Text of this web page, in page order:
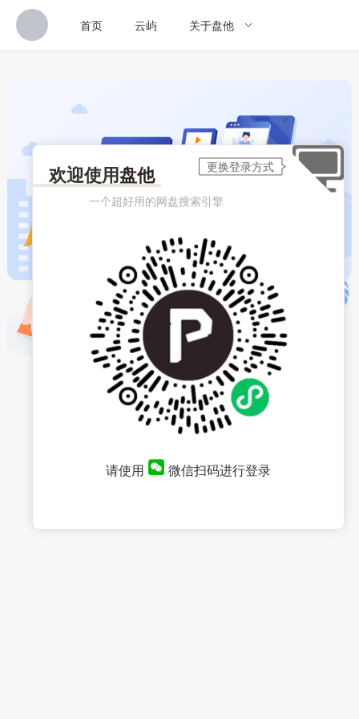
首页 云屿 关于盘他
欢迎使用盘他
一个超好用的网盘搜索引擎
请使用 微信扫码进行登录